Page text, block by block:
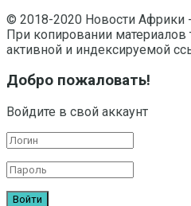
© 2018-2020 Новости Африки
При копировании материалов
активной и индексируемой
Добро пожаловать!
Войдите в свой аккаунт